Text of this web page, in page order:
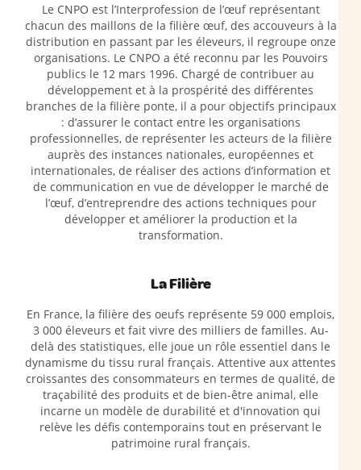
Le CNPO est l’Interprofession de l’œuf représentant
chacun des maillons de la filière œuf, des accouveurs à la
distribution en passant par les éleveurs, il regroupe onze
organisations. Le CNPO a été reconnu par les Pouvoirs
publics le 12 mars 1996. Chargé de contribuer au
développement et à la prospérité des différentes
branches de la filière ponte, il a pour objectifs principaux
: d’assurer le contact entre les organisations
professionnelles, de représenter les acteurs de la filière
auprès des instances nationales, européennes et
internationales, de réaliser des actions d’information et
de communication en vue de développer le marché de
l’œuf, d’entreprendre des actions techniques pour
développer et améliorer la production et la
transformation.
La Filière
En France, la filière des oeufs représente 59 000 emplois,
3 000 éleveurs et fait vivre des milliers de familles. Au-
delà des statistiques, elle joue un rôle essentiel dans le
dynamisme du tissu rural français. Attentive aux attentes
croissantes des consommateurs en termes de qualité, de
traçabilité des produits et de bien-être animal, elle
incarne un modèle de durabilité et d'innovation qui
relève les défis contemporains tout en préservant le
patrimoine rural français.